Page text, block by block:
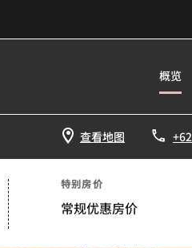
概览
查看地图
特别房价
常规优惠房价